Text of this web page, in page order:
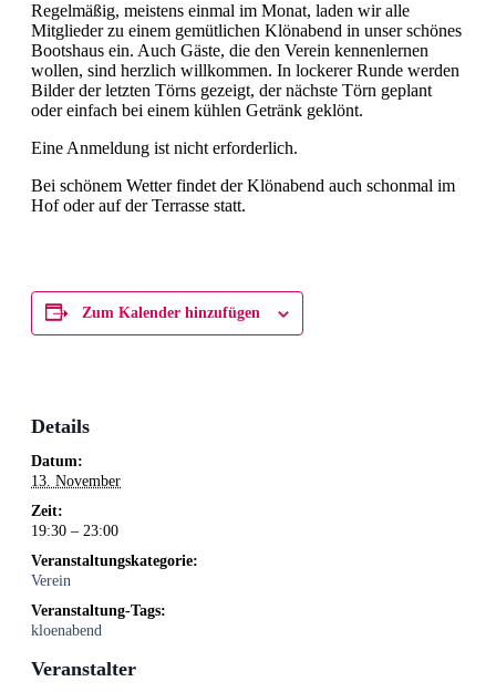
Regelmäßig, meistens einmal im Monat, laden wir alle
Mitglieder zu einem gemütlichen Klönabend in unser schönes
Bootshaus ein. Auch Gäste, die den Verein kennenlernen
wollen, sind herzlich willkommen. In lockerer Runde werden
Bilder der letzten Törns gezeigt, der nächste Törn geplant
oder einfach bei einem kühlen Getränk geklönt.
Eine Anmeldung ist nicht erforderlich.
Bei schönem Wetter findet der Klönabend auch schonmal im
Hof oder auf der Terrasse statt.
Zum Kalender hinzufügen
Details
Datum:
13. November
Zeit:
19:30 – 23:00
Veranstaltungskategorie:
Verein
Veranstaltung-Tags:
kloenabend
Veranstalter